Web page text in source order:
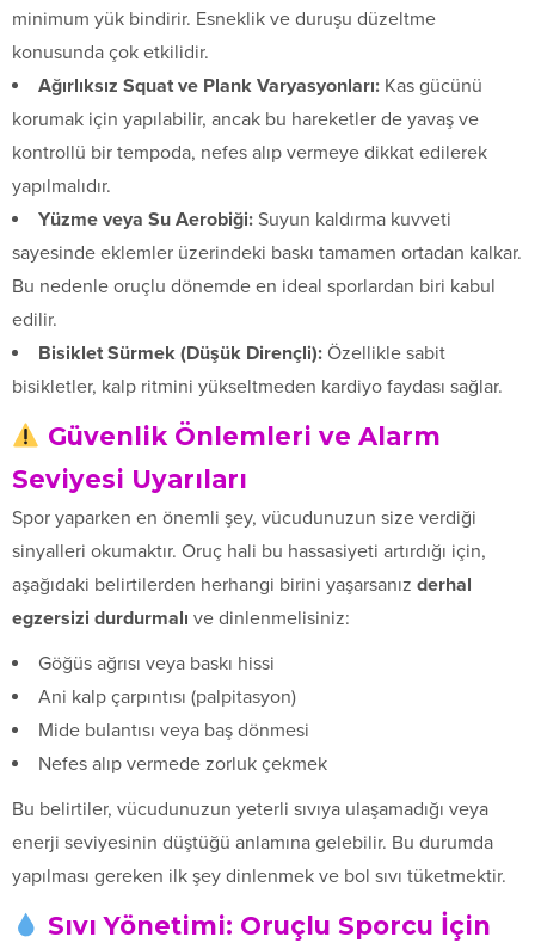
minimum yük bindirir. Esneklik ve duruşu düzeltme
konusunda çok etkilidir.
Ağırlıksız Squat ve Plank Varyasyonları: Kas gücünü
korumak için yapılabilir, ancak bu hareketler de yavaş ve
kontrollü bir tempoda, nefes alıp vermeye dikkat edilerek
yapılmalıdır.
Yüzme veya Su Aerobiği: Suyun kaldırma kuvveti
sayesinde eklemler üzerindeki baskı tamamen ortadan kalkar.
Bu nedenle oruçlu dönemde en ideal sporlardan biri kabul
edilir.
Bisiklet Sürmek (Düşük Dirençli): Özellikle sabit
bisikletler, kalp ritmini yükseltmeden kardiyo faydası sağlar.
Güvenlik Önlemleri ve Alarm
Seviyesi Uyarıları
Spor yaparken en önemli şey, vücudunuzun size verdiği
sinyalleri okumaktır. Oruç hali bu hassasiyeti artırdığı için,
aşağıdaki belirtilerden herhangi birini yaşarsanız derhal
egzersizi durdurmalı ve dinlenmelisiniz:
Göğüs ağrısı veya baskı hissi
Ani kalp çarpıntısı (palpitasyon)
Mide bulantısı veya baş dönmesi
Nefes alıp vermede zorluk çekmek
Bu belirtiler, vücudunuzun yeterli sıvıya ulaşamadığı veya
enerji seviyesinin düştüğü anlamına gelebilir. Bu durumda
yapılması gereken ilk şey dinlenmek ve bol sıvı tüketmektir.
Sıvı Yönetimi: Oruçlu Sporcu İçin